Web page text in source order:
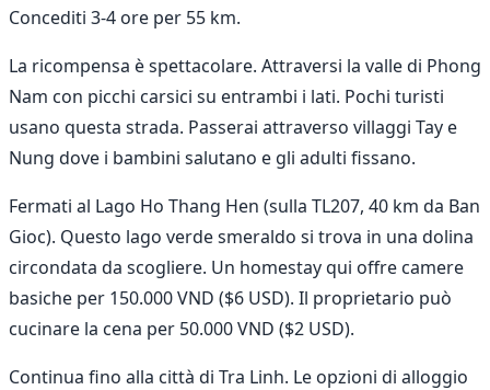
Concediti 3-4 ore per 55 km.
La ricompensa è spettacolare. Attraversi la valle di Phong
Nam con picchi carsici su entrambi i lati. Pochi turisti
usano questa strada. Passerai attraverso villaggi Tay e
Nung dove i bambini salutano e gli adulti fissano.
Fermati al Lago Ho Thang Hen (sulla TL207, 40 km da Ban
Gioc). Questo lago verde smeraldo si trova in una dolina
circondata da scogliere. Un homestay qui offre camere
basiche per 150.000 VND ($6 USD). Il proprietario può
cucinare la cena per 50.000 VND ($2 USD).
Continua fino alla città di Tra Linh. Le opzioni di alloggio